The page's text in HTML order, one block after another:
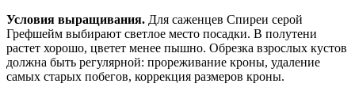
Условия выращивания. Для саженцев Спиреи серой
Грефшейм выбирают светлое место посадки. В полутени
растет хорошо, цветет менее пышно. Обрезка взрослых кустов
должна быть регулярной: прореживание кроны, удаление
самых старых побегов, коррекция размеров кроны.